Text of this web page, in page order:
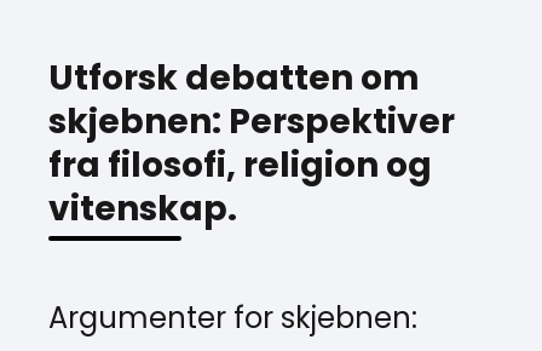
Utforsk debatten om
skjebnen: Perspektiver
fra filosofi, religion og
vitenskap.
Argumenter for skjebnen: